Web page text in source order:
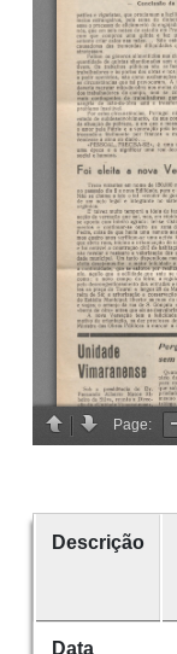
Descrição
Data